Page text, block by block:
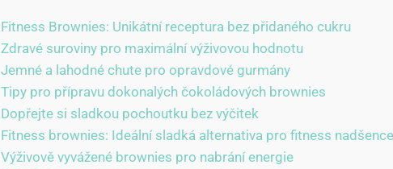
Fitness Brownies: Unikátní receptura bez přidaného cukru
Zdravé suroviny pro maximální výživovou hodnotu
Jemné a lahodné chute pro opravdové gurmány
Tipy pro přípravu dokonalých čokoládových brownies
Dopřejte si sladkou pochoutku bez výčitek
Fitness brownies: Ideální sladká alternativa pro fitness nadšence
Výživově vyvážené brownies pro nabrání energie